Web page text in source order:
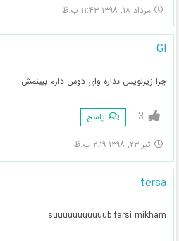
مرداد ۱۸, ۱۳۹۸ ۱۱:۴۳ ب.ظ
Gl
چرا زیرنویس نداره وای دوس دارم ببینمش
3 پاسخ
تیر ۲۳, ۱۳۹۸ ۲:۱۹ ب.ظ
tersa
suuuuuuuuuuub farsi mikham